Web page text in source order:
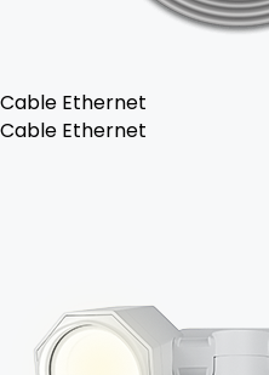
Cable Ethernet
Cable Ethernet